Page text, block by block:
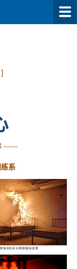
——
系